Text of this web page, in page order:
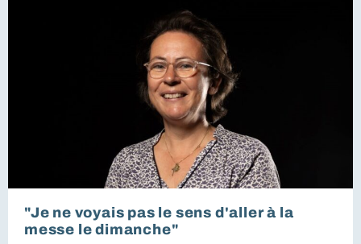
"Je ne voyais pas le sens d'aller à la
messe le dimanche"